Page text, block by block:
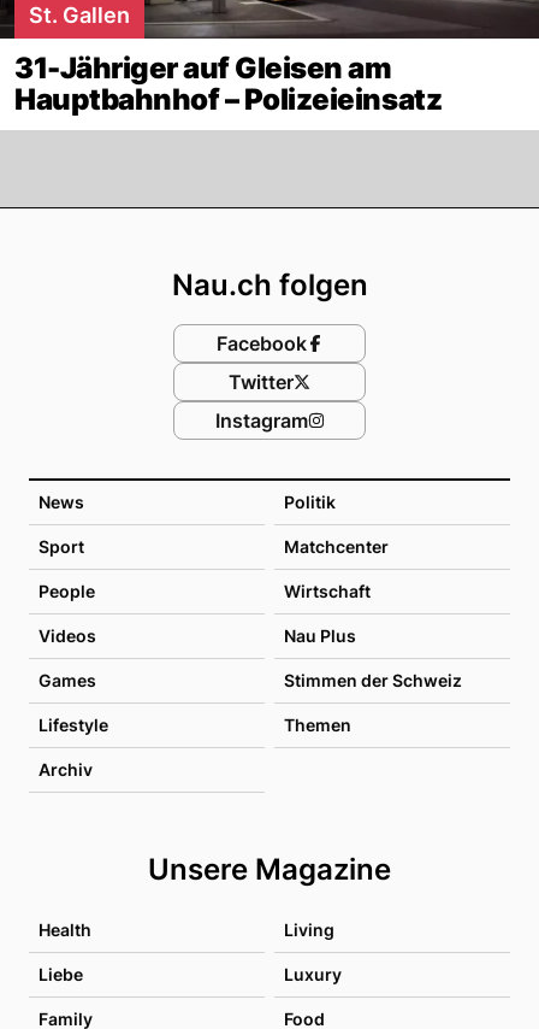
St. Gallen
31-Jähriger auf Gleisen am
Hauptbahnhof – Polizeieinsatz
News Politik
Sport Matchcenter
People Wirtschaft
Videos Nau Plus
Games Stimmen der Schweiz
Lifestyle Themen
Archiv
Unsere Magazine
Health Living
Liebe Luxury
Family Food
Nau.ch folgen
Facebook
Twitter
Instagram